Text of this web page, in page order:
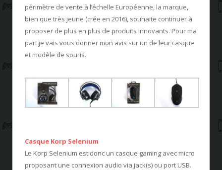
périmètre de vente à l’échelle Européenne, la marque,
bien que très jeune (crée en 2016), souhaite continuer à
proposer de plus en plus de produits innovants. Pour ma
part je vais vous donner mon avis sur un de leur casque
et modèle de souris.
Casque Korp Selenium
Le Korp Selenium est donc un casque gaming avec micro
proposant une connexion audio via jack(s) ou port USB.